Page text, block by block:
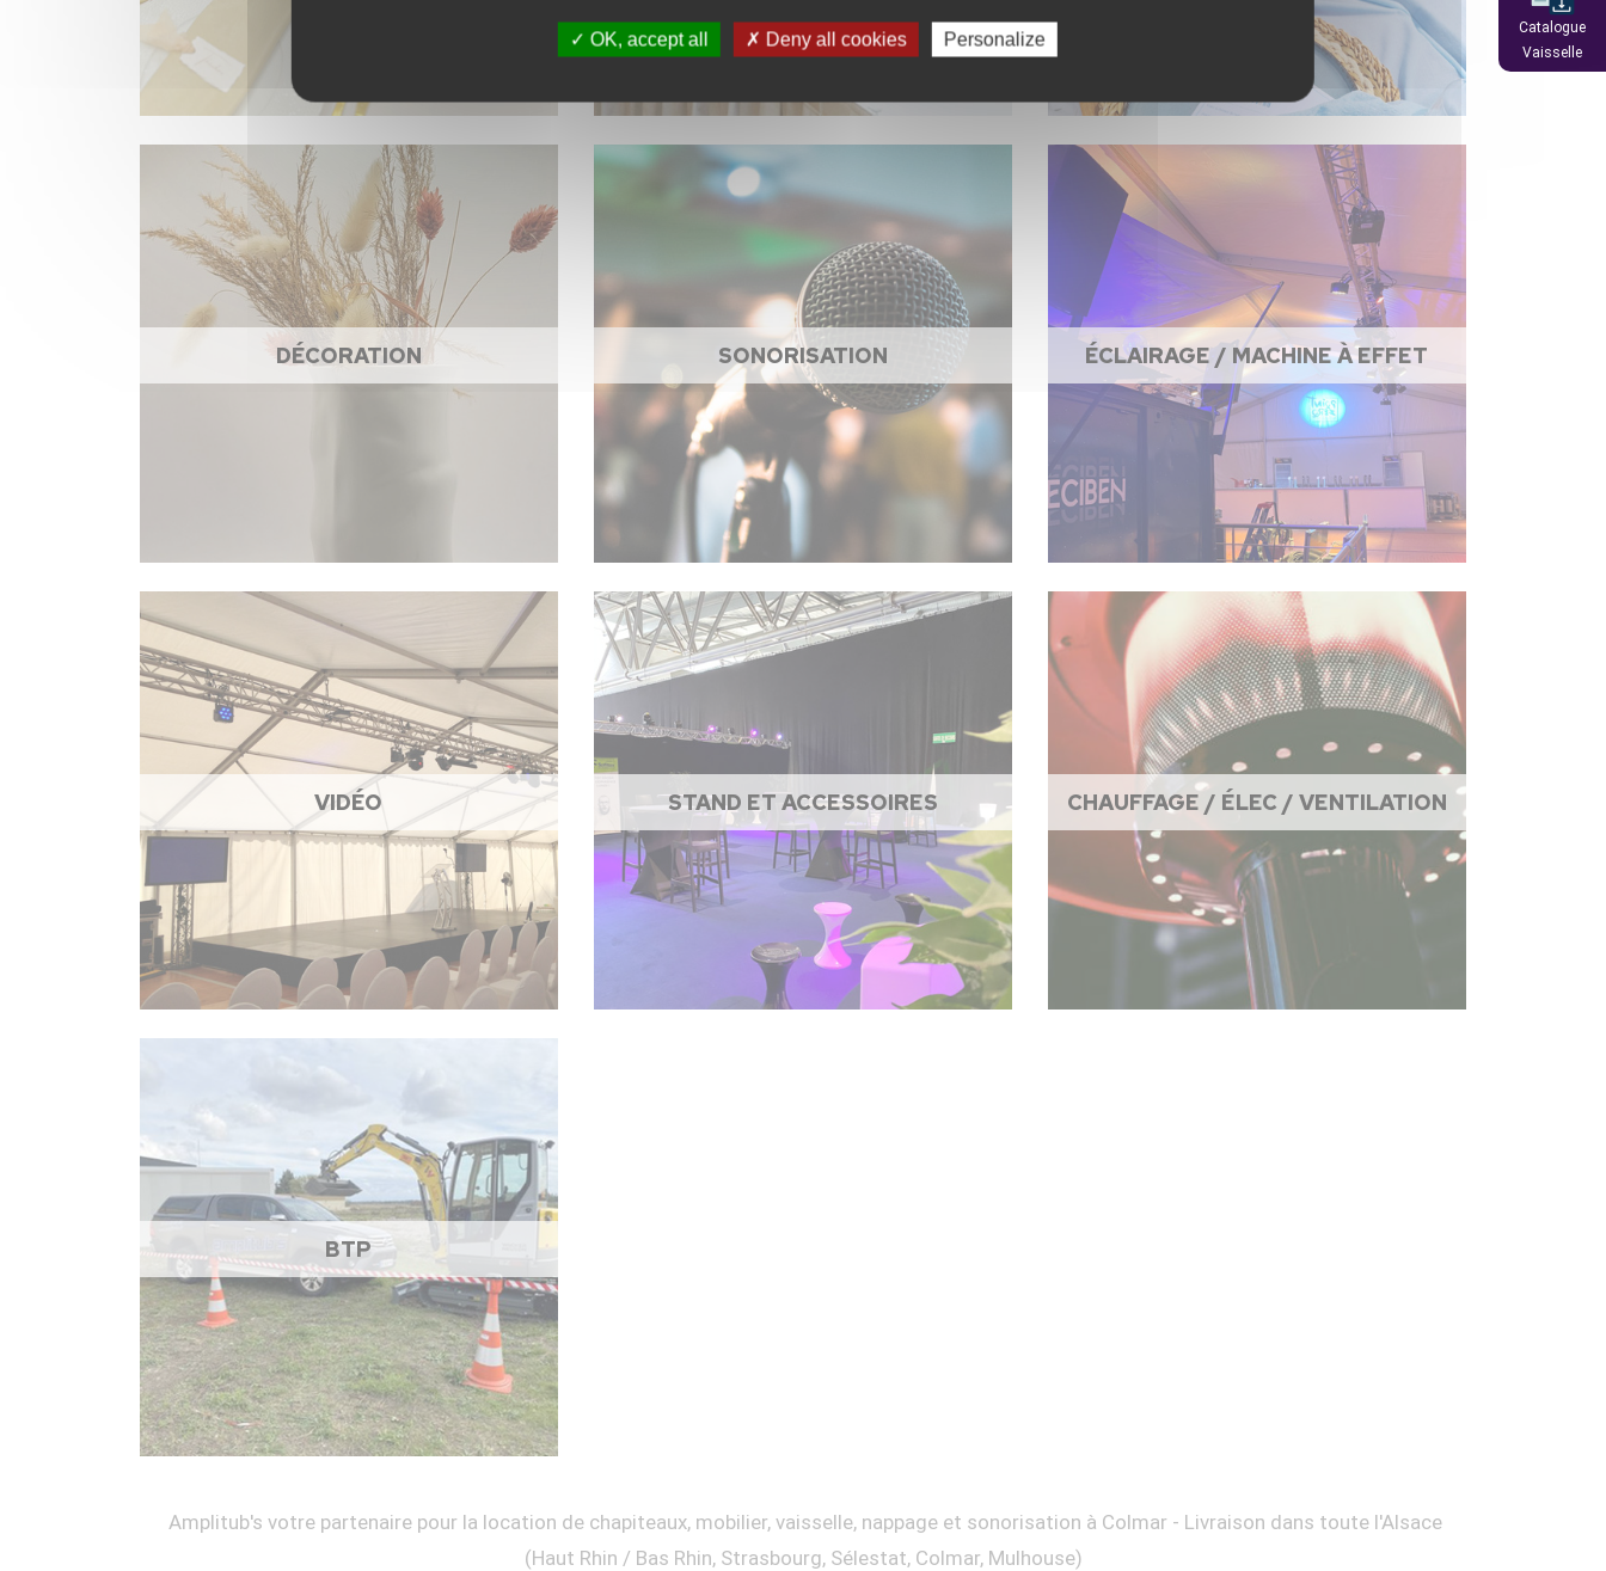
DÉCORATION SONORISATION ÉCLAIRAGE / MACHINE À EFFET
VIDÉO STAND ET ACCESSOIRES CHAUFFAGE / ÉLEC / VENTILATION
BTP
Amplitub's votre partenaire pour la location de chapiteaux, mobilier, vaisselle, nappage et sonorisation à Colmar - Livraison dans toute l'Alsace
(Haut Rhin / Bas Rhin, Strasbourg, Sélestat, Colmar, Mulhouse)
Catalogue
Vaisselle
OK, accept all Deny all cookies Personalize